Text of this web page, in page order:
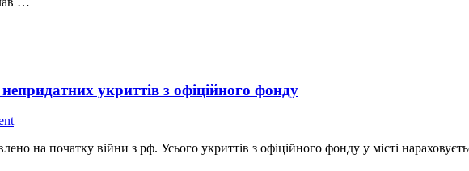
укриттів з офіційного фонду
на початку війни з рф. Усього укриттів з офіційного фонду у місті